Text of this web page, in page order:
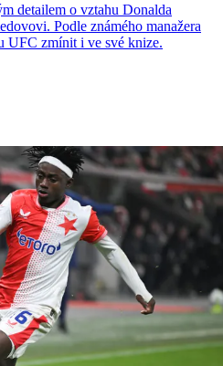
detailem o vztahu Donalda
Podle známého manažera
UFC zmínit i ve své knize.